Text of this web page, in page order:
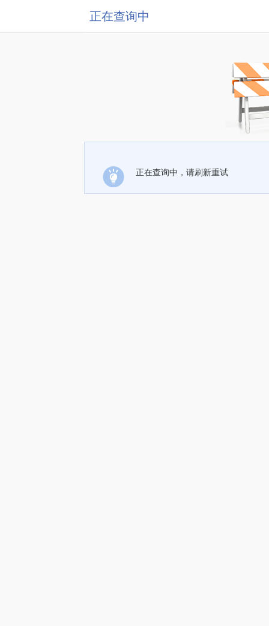
正在查询中
正在查询中，请刷新重试